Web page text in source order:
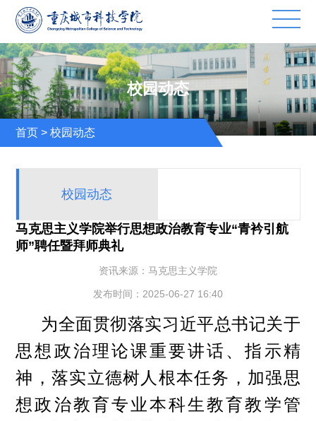
校园动态
首页 >校园动态
校园动态
马克思主义学院举行思想政治教育专业“青衿引航
师”聘任暨拜师典礼
资讯来源：马克思主义学院
发布时间：2025-06-27 16:40
为全面贯彻落实习近平总书记关于
思想政治理论课重要讲话、指示精
神，落实立德树人根本任务，加强思
想政治教育专业本科生教育教学管